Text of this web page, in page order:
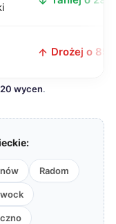
Drożej o 85
wycen.
Radom